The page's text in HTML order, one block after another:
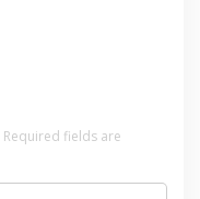
Required fields are